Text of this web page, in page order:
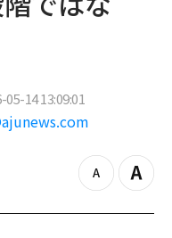
05-14 13:09:01
z
o
Z
o